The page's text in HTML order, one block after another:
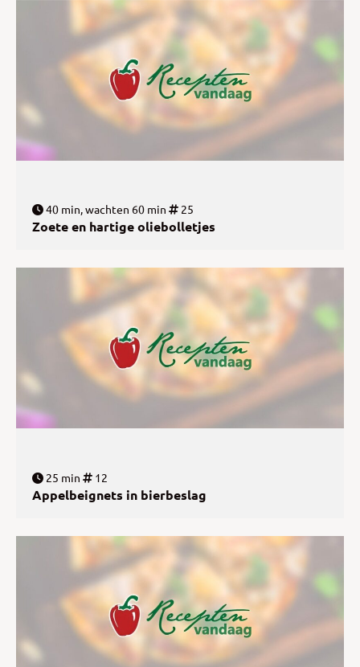
40 min, wachten 60 min 25
Zoete en hartige oliebolletjes
25 min 12
Appelbeignets in bierbeslag